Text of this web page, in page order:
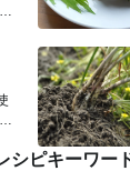
シピキーワー